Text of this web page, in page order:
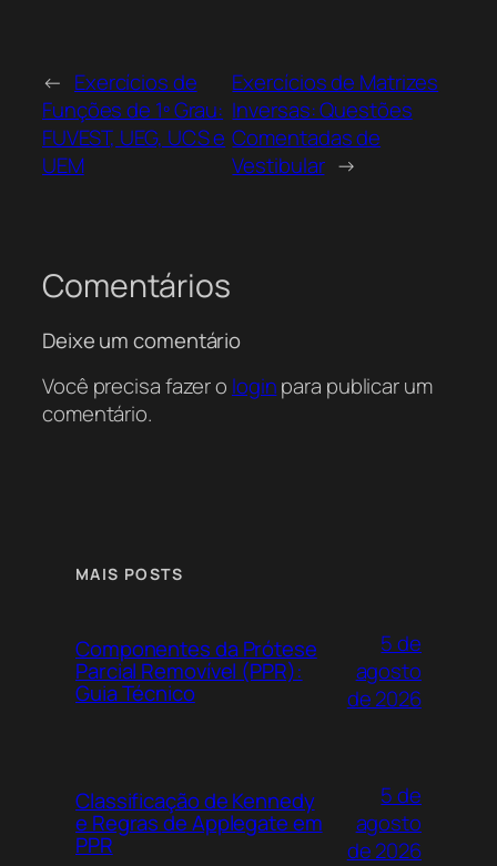
← Exercícios de
Funções de 1º Grau:
FUVEST, UEG, UCS e
UEM
Exercícios de Matrizes
Inversas: Questões
Comentadas de
Vestibular →
Comentários
Deixe um comentário
Você precisa fazer o loginpara publicar um
comentário.
MAIS POSTS
Componentes da Prótese
Parcial Removível (PPR):
Guia Técnico
5 de
agosto
de 2026
Classificação de Kennedy
e Regras de Applegate em
PPR
5 de
agosto
de 2026